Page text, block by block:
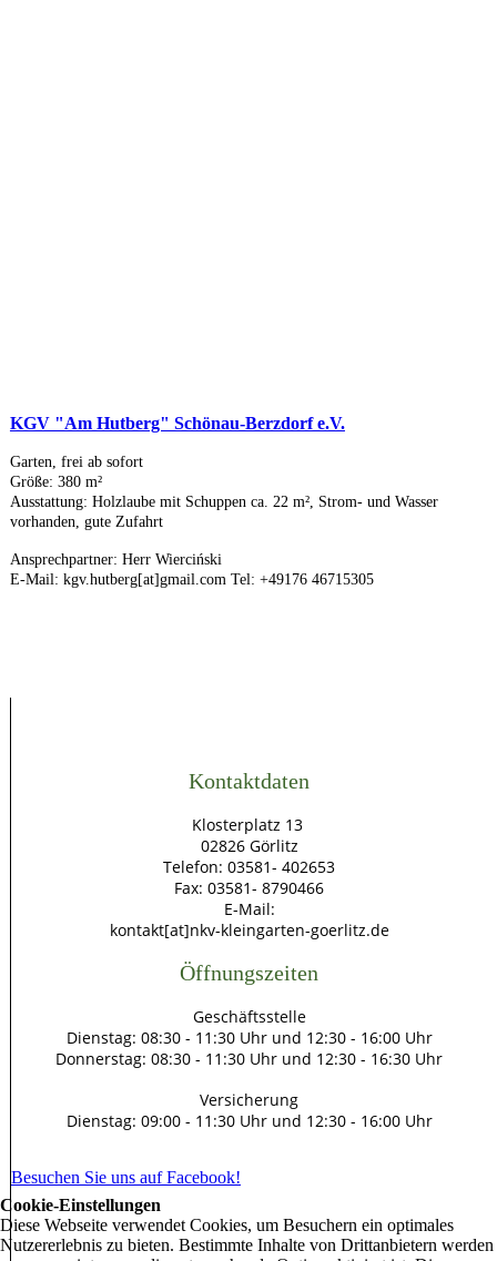
KGV "Am Hutberg" Schönau-Berzdorf e.V.
Garten, frei ab sofort
Größe: 380 m²
Ausstattung: Holzlaube mit Schuppen ca. 22 m², Strom- und Wasser
vorhanden, gute Zufahrt
Ansprechpartner: Herr Wierciński
E-Mail: kgv.hutberg[at]gmail.com Tel: +49176 46715305
Kontaktdaten
Klosterplatz 13
02826 Görlitz
Telefon: 03581- 402653
Fax: 03581- 8790466
E-Mail:
kontakt[at]nkv-kleingarten-goerlitz.de
Öffnungszeiten
Geschäftsstelle
Dienstag: 08:30 - 11:30 Uhr und 12:30 - 16:00 Uhr
Donnerstag: 08:30 - 11:30 Uhr und 12:30 - 16:30 Uhr
Versicherung
Dienstag: 09:00 - 11:30 Uhr und 12:30 - 16:00 Uhr
Besuchen Sie uns auf Facebook!
Cookie-Einstellungen
Diese Webseite verwendet Cookies, um Besuchern ein optimales
Nutzererlebnis zu bieten. Bestimmte Inhalte von Drittanbietern werden